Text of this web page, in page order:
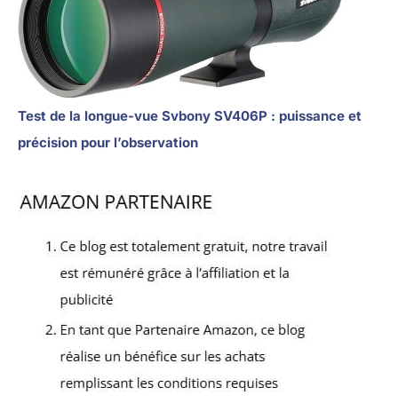
Test de la longue-vue Svbony SV406P : puissance et
précision pour l’observation